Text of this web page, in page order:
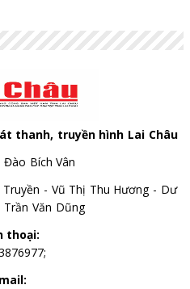
thanh, truyền hình Lai Châu
Đào Bích Vân
Truyền - Vũ Thị Thu Hương - Dư
Trần Văn Dũng
thoại: